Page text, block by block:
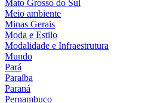
Mato Grosso do Sul
Meio ambiente
Minas Gerais
Moda e Estilo
Modalidade e Infraestrutura
Mundo
Pará
Paraíba
Paraná
Pernambuco